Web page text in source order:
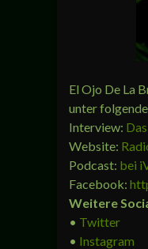
El Ojo De La
unter
Interview:
Website:
Podcast: bei
Facebook:
Weitere
• Twitter
• Instagram